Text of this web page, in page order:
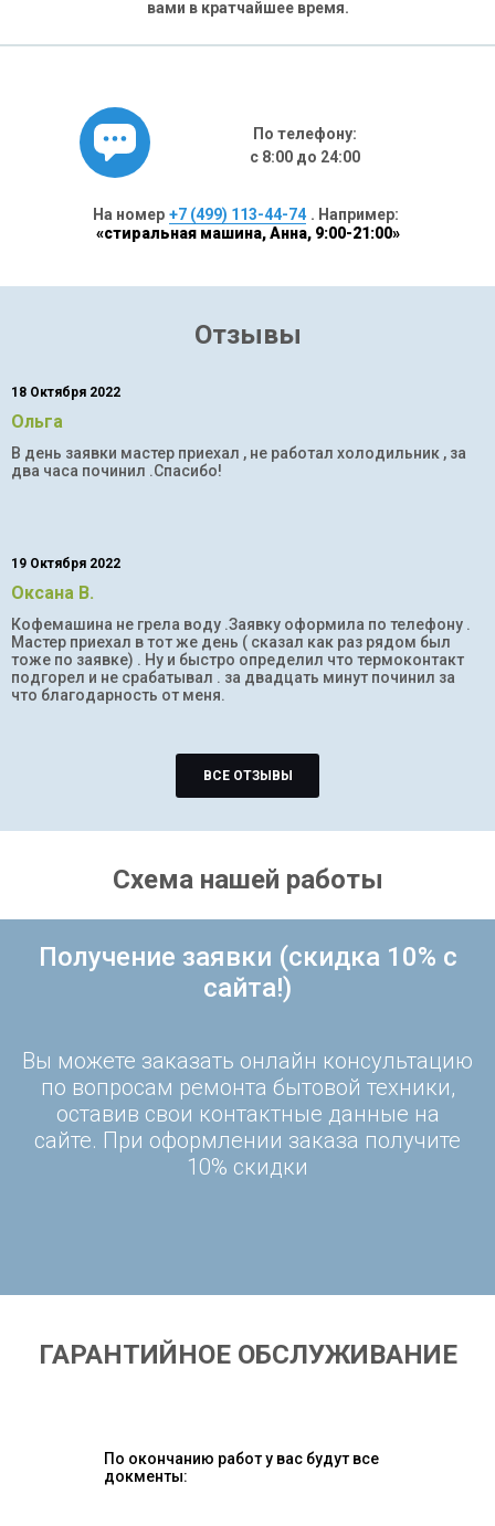
вами в кратчайшее время.
По телефону:
с 8:00 до 24:00
На номер +7 (499) 113-44-74 . Например:
«стиральная машина, Анна, 9:00-21:00»
Отзывы
18 Октября 2022
Ольга
В день заявки мастер приехал , не работал холодильник , за
два часа починил .Спасибо!
19 Октября 2022
Оксана В.
Кофемашина не грела воду .Заявку оформила по телефону .
Мастер приехал в тот же день ( сказал как раз рядом был
тоже по заявке) . Ну и быстро определил что термоконтакт
подгорел и не срабатывал . за двадцать минут починил за
что благодарность от меня.
ВСЕ ОТЗЫВЫ
Схема нашей работы
Получение заявки (скидка 10% с
сайта!)
Вы можете заказать онлайн консультацию
по вопросам ремонта бытовой техники,
оставив свои контактные данные на
сайте. При оформлении заказа получите
10% скидки
ГАРАНТИЙНОЕ ОБСЛУЖИВАНИЕ
По окончанию работ у вас будут все
докменты: